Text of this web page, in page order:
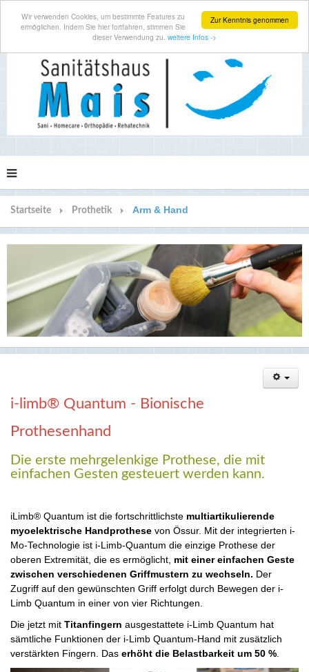
Zur Kenntnis genommen
Wir verwenden Cookies, um bestimmte Features zu
ermöglichen. Indem Sie hier fortfahren, stimmen Sie
dieser Verwendung zu. weitere Infos ->
Startseite Prothetik Arm & Hand
i-limb® Quantum - Bionische
Prothesenhand
Die erste mehrgelenkige Prothese, die mit
einfachen Gesten gesteuert werden kann.
iLimb® Quantum ist die fortschrittlichste multiartikulierende
myoelektrische Handprothese von Össur. Mit der integrierten i-
Mo-Technologie ist i-Limb-Quantum die einzige Prothese der
oberen Extremität, die es ermöglicht, mit einer einfachen Geste
zwischen verschiedenen Griffmustern zu wechseln. Der
Zugriff auf den gewünschten Griff erfolgt durch Bewegen der i-
Limb Quantum in einer von vier Richtungen.
Die jetzt mit Titanfingern ausgestattete i-Limb Quantum hat
sämtliche Funktionen der i-Limb Quantum-Hand mit zusätzlich
verstärkten Fingern. Das erhöht die Belastbarkeit um 50 %